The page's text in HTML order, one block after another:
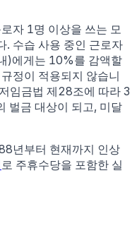
자 1명 이상을 쓰는 모
. 수습 사용 중인 근로자
)에게는 10%를 감액할
정이 적용되지 않습니
임금법 제28조에 따라 3
벌금 대상이 되고, 미달
년부터 현재까지 인상
로 주휴수당을 포함한 실